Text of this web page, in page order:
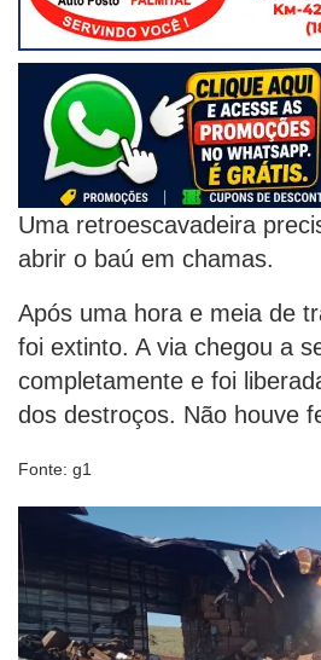
Uma retroescavadeira
abrir o baú em chamas.
Após uma hora e meia de
foi extinto. A via chegou a
completamente e foi
dos destroços. Não houve
Fonte: g1